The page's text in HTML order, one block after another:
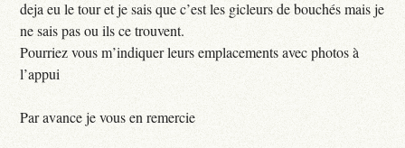
deja eu le tour et je sais que c’est les gicleurs de bouchés mais je
ne sais pas ou ils ce trouvent.
Pourriez vous m’indiquer leurs emplacements avec photos à
l’appui
Par avance je vous en remercie